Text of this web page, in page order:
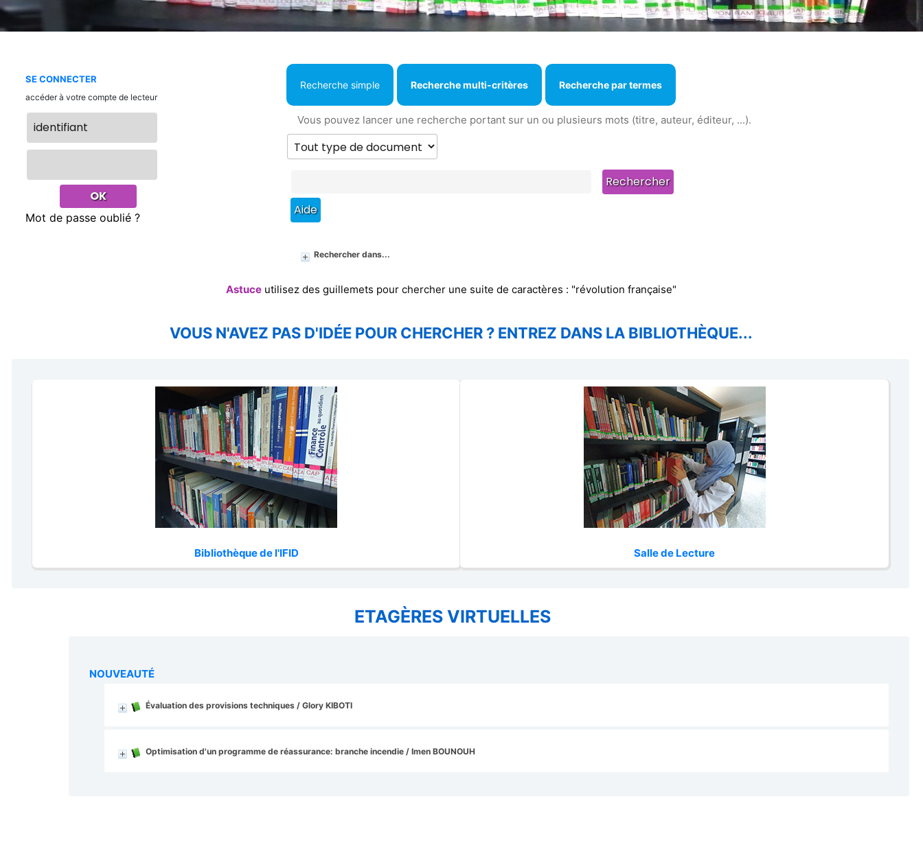
Recherche simple Recherche multi-critères Recherche par termes
Vous pouvez lancer une recherche portant sur un ou plusieurs mots (titre, auteur, éditeur, ...).
Rechercher dans...
Astuce utilisez des guillemets pour chercher une suite de caractères : "révolution française"
VOUS N'AVEZ PAS D'IDÉE POUR CHERCHER ? ENTREZ DANS LA BIBLIOTHÈQUE...
Bibliothèque de l'IFID Salle de Lecture
ETAGÈRES VIRTUELLES
NOUVEAUTÉ
Évaluation des provisions techniques / Glory KIBOTI
Optimisation d'un programme de réassurance: branche incendie / Imen BOUNOUH
SE CONNECTER
accéder à votre compte de lecteur
Mot de passe oublié ?